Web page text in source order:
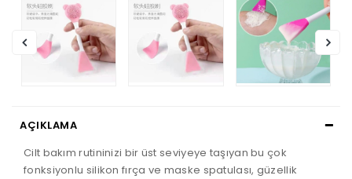
AÇIKLAMA
Cilt bakım rutininizi bir üst seviyeye taşıyan bu çok
fonksiyonlu silikon fırça ve maske spatulası, güzellik